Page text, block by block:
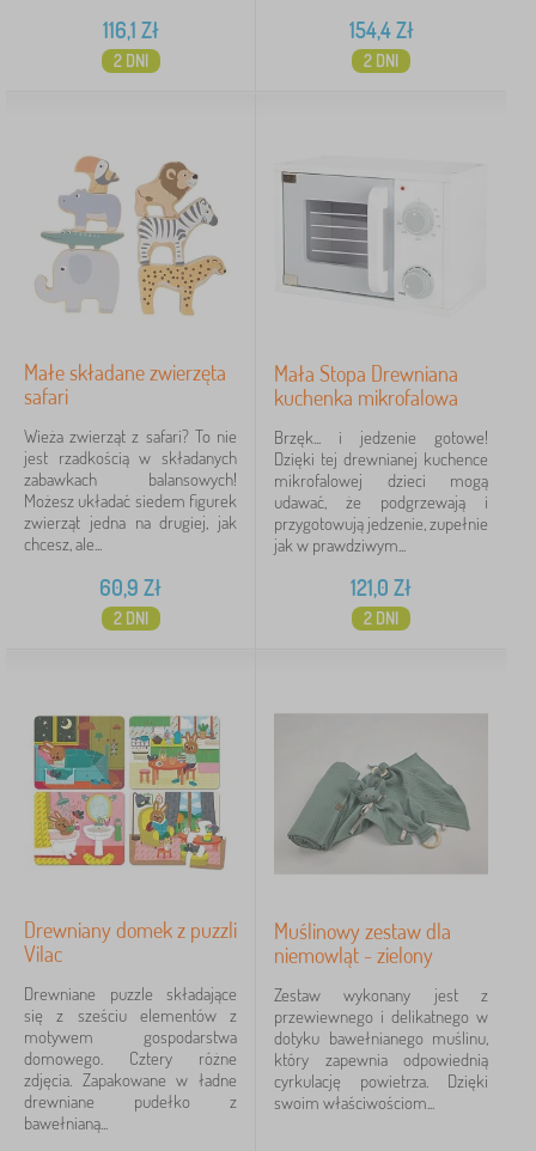
116,1 Zł
2 DNI
154,4Zł
2 DNI
Małe składane zwierzęta
safari
Wieża zwierząt z safari? To nie
jest rzadkością w składanych
zabawkach balansowych!
Możesz układać siedem figurek
zwierząt jedna na drugiej, jak
chcesz, ale...
60,9 Zł
2 DNI
Mała Stopa Drewniana
kuchenka mikrofalowa
Brzęk... i jedzenie gotowe!
Dzięki tej drewnianej kuchence
mikrofalowej dzieci mogą
udawać, że podgrzewają i
przygotowują jedzenie, zupełnie
jak w prawdziwym...
121,0 Zł
2 DNI
Drewniany domek z puzzli
Vilac
Drewniane puzzle składające
się z sześciu elementów z
motywem gospodarstwa
domowego. Cztery różne
zdjęcia. Zapakowane w ładne
drewniane pudełko z
bawełnianą...
Muślinowy zestaw dla
niemowląt - zielony
Zestaw wykonany jest z
przewiewnego i delikatnego w
dotyku bawełnianego muślinu,
który zapewnia odpowiednią
cyrkulację powietrza. Dzięki
swoim właściwościom...